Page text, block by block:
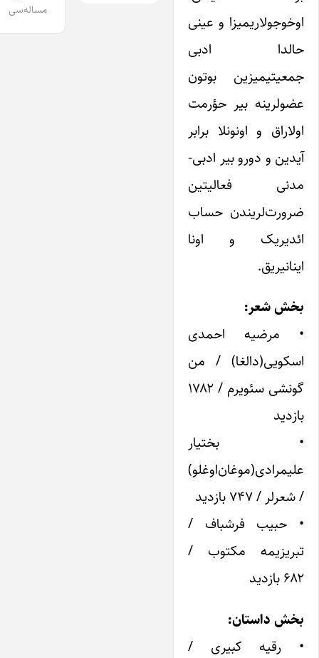
اوخوجولاریمیزا و عینی
حالدا ادبی
جمعیتیمیزین بوتون
عضولرینه بیر حؤرمت
اولاراق و اونونلا برابر
آیدین و دورو بیر ادبی-
مدنی فعالیتین
ضرورت‌لریندن حساب
ائدیریک و اونا
اینانیریق.
بخش شعر:
• مرضیه احمدی
اسکویی(دالغا) / من
گونشی سئویرم / ۱۷۸۲
بازدید
• بختیار
علیمرادی(موغان‌اوغلو)
/ شعرلر / ۷۴۷ بازدید
• حبیب فرشباف /
تبریزیمه مکتوب /
۶۸۲ بازدید
بخش داستان:
• رقیه کبیری /
مساله‌سی